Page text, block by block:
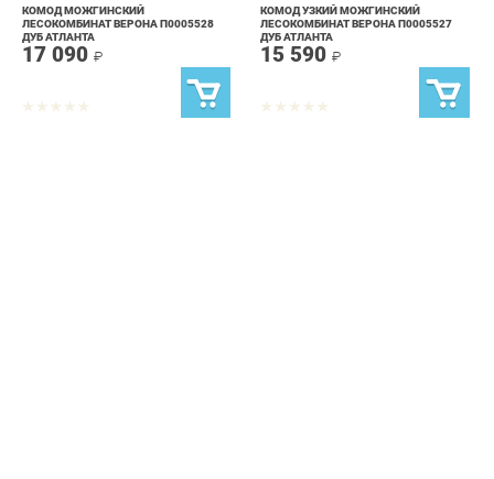
ДУБ АТЛАНТА
17 090₽
ДУБ АТЛАНТА
15 590₽